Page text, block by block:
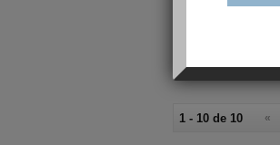
1 - 10 de 10 «